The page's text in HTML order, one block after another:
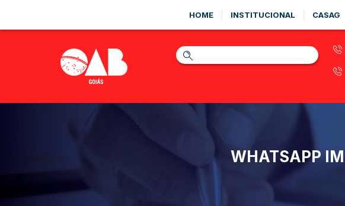
HOME INSTITUCIONAL CASAG
WHATSAPP